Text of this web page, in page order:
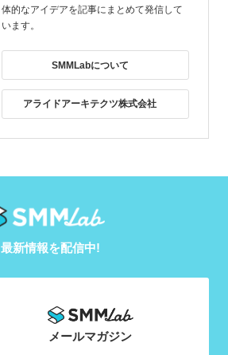
体的なアイデアを記事にまとめて発信して
います。
SMMLabについて
アライドアーキテクツ株式会社
最新情報を配信中!
メールマガジン